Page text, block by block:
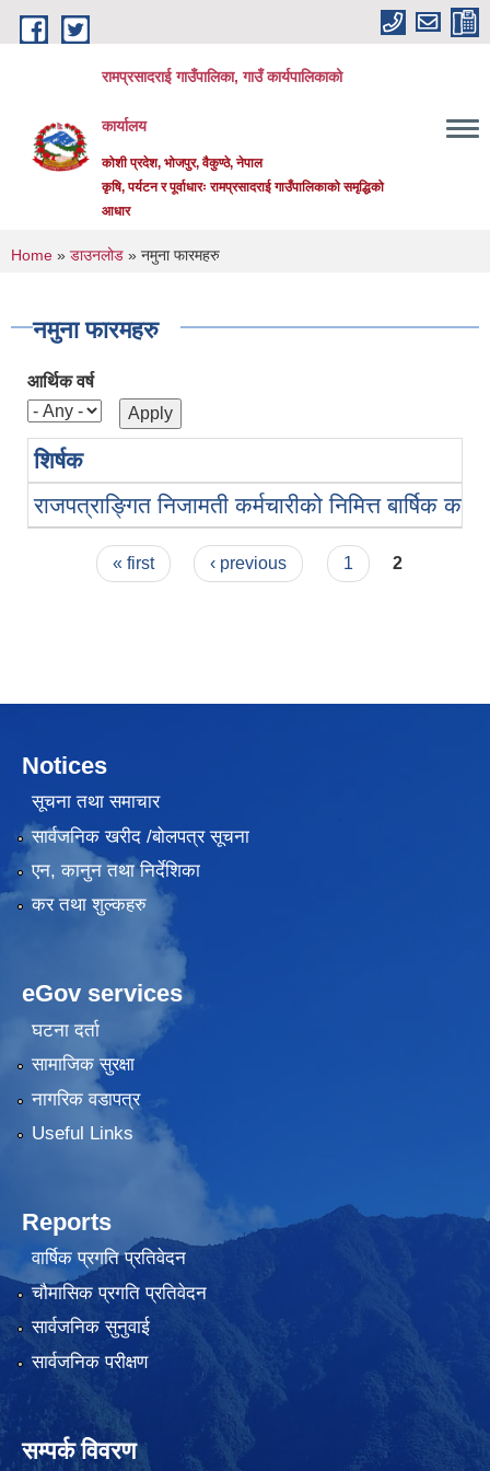
Skip to main content
रामप्रसादराई गाउँपालिका, गाउँ कार्यपालिकाको
कार्यालय
कोशी प्रदेश, भोजपुर, वैकुण्ठे, नेपाल
कृषि, पर्यटन र पूर्वाधारः रामप्रसादराई गाउँपालिकाको समृद्धिको
आधार
You are here
Home » डाउनलोड » नमुना फारमहरु
नमुना फारमहरु
आर्थिक वर्ष
शिर्षक
राजपत्राङ्गित निजामती कर्मचारीको निमित्त बार्षिक
Pages« first ‹ previous 1 2
Notices
सूचना तथा समाचार
सार्वजनिक खरीद /बोलपत्र सूचना
एन, कानुन तथा निर्देशिका
कर तथा शुल्कहरु
eGov services
घटना दर्ता
सामाजिक सुरक्षा
नागरिक वडापत्र
Useful Links
Reports
वार्षिक प्रगति प्रतिवेदन
चौमासिक प्रगति प्रतिवेदन
सार्वजनिक सुनुवाई
सार्वजनिक परीक्षण
सम्पर्क विवरण